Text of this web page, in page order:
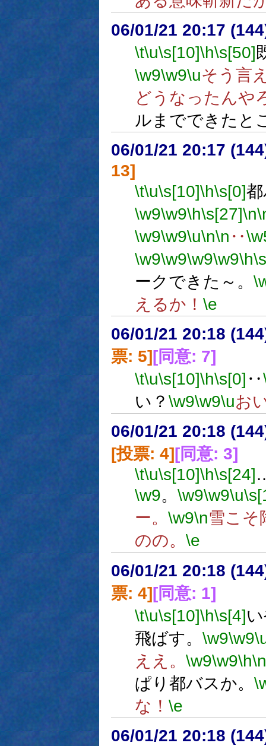
06/01/21 20:17
\t\u\s[10]\h\s[50]
\w9\w9\uそう言
どうなったんや
ルまでできたと
06/01/21 20:17
13]
\t\u\s[10]\h\s[0]
\w9\w9\h\s[27]\n
\w9\w9\u\n\n ‥
\w9\w9\w9\w9\h
ークできた～。
えるか！ \e
06/01/21 20:18
票: 5][同意: 7]
\t\u\s[10]\h\s[0] ‥
い？ \w9\w9\uお
06/01/21 20:18
[投票: 4] [同意: 3]
\t\u\s[10]\h\s[24]
\w9。 \w9\w9\u
ー。 \w9\n雪こそ
のの。 \e
06/01/21 20:18
票: 4][同意: 1]
\t\u\s[10]\h\s[4]
飛ばす。 \w9\w9
ええ。 \w9\w9\h\n
ぱり都バスか。
な！ \e
06/01/21 20:18